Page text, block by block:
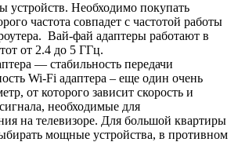
устройств. Необходимо покупать
частота совпадет с частотой работы
Вай-фай адаптеры работают в
от 2.4 до 5 ГГц.
— стабильность передачи
Wi-Fi адаптера – еще один очень
от которого зависит скорость и
необходимые для
на телевизоре. Для большой квартиры
мощные устройства, в противном